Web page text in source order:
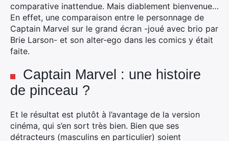
comparative inattendue. Mais diablement bienvenue…
En effet, une comparaison entre le personnage de
Captain Marvel sur le grand écran -joué avec brio par
Brie Larson- et son alter-ego dans les comics y était
faite.
Captain Marvel : une histoire
de pinceau ?
Et le résultat est plutôt à l’avantage de la version
cinéma, qui s’en sort très bien. Bien que ses
détracteurs (masculins en particulier) soient